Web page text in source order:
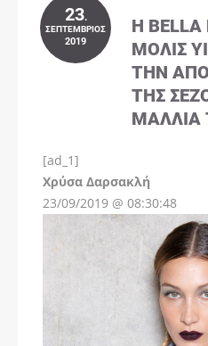
23.
ΣΕΠΤΈΜΒΡΙΟΣ
2019
Η BELLA
ΜΌΛΙΣ
ΤΗΝ
ΤΗΣ
ΜΑΛΛΙΆ
[ad_1]
Χρύσα Δαρσακλή
23/09/2019 @ 08:30:48